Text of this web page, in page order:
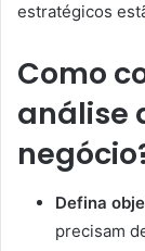
estratégicos
Como
análise
Defina
precisam